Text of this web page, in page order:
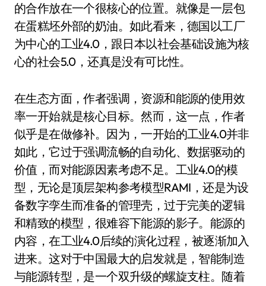
的合作放在一个很核心的位置。就像是一层包
在蛋糕坯外部的奶油。如此看来，德国以工厂
为中心的工业4.0，跟日本以社会基础设施为核
心的社会5.0，还真是没有可比性。
在生态方面，作者强调，资源和能源的使用效
率一开始就是核心目标。然而，这一点，作者
似乎是在做修补。因为，一开始的工业4.0并非
如此，它过于强调流畅的自动化、数据驱动的
价值，而对能源因素考虑不足。工业4.0的模
型，无论是顶层架构参考模型RAMI，还是为设
备数字孪生而准备的管理壳，过于完美的逻辑
和精致的模型，很难容下能源的影子。能源的
内容，在工业4.0后续的演化过程，被逐渐加入
进来。这对于中国最大的启发就是，智能制造
与能源转型，是一个双升级的螺旋支柱。随着